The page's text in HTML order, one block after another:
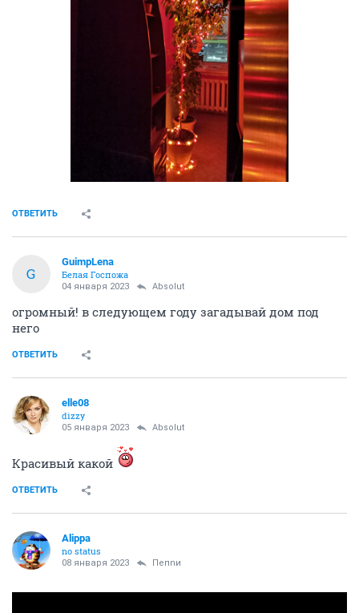
ОТВЕТИТЬ
G
GuimpLena
Белая Госпожа
04 января 2023 Absolut
огромный! в следующем году загадывай дом под
него
ОТВЕТИТЬ
elle08
dizzy
05 января 2023 Absolut
Красивый какой
ОТВЕТИТЬ
Alippa
no status
08 января 2023 Пепnи